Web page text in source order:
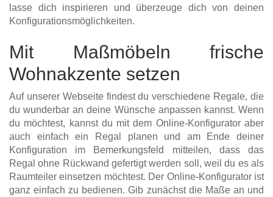
lasse dich inspirieren und überzeuge dich von deinen
Konfigurationsmöglichkeiten.
Mit Maßmöbeln frische
Wohnakzente setzen
Auf unserer Webseite findest du verschiedene Regale, die
du wunderbar an deine Wünsche anpassen kannst. Wenn
du möchtest, kannst du mit dem Online-Konfigurator aber
auch einfach ein Regal planen und am Ende deiner
Konfiguration im Bemerkungsfeld mitteilen, dass das
Regal ohne Rückwand gefertigt werden soll, weil du es als
Raumteiler einsetzen möchtest. Der Online-Konfigurator ist
ganz einfach zu bedienen. Gib zunächst die Maße an und